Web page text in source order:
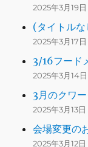
2025年3月19日
(タイトルな
2025年3月17日
3/16フード
2025年3月14日
3月のクワ
2025年3月13日
会場変更の
2025年3月12日